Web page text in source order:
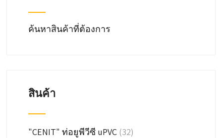
page
ค้นหาสินค้าที่ต้องการ
สินค้า
"CENIT" ท่อยูพีวีซี uPVC (32)